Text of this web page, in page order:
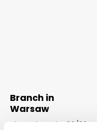
Branch in
Warsaw
ul. Grzybowska 80/82